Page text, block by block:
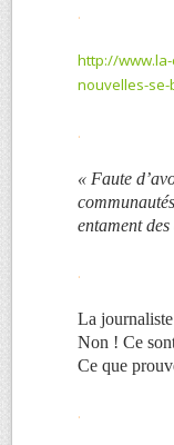
.
http://
nouvelles-
.
« Faute
entament
.
La
Non ! Ce
Ce que
.